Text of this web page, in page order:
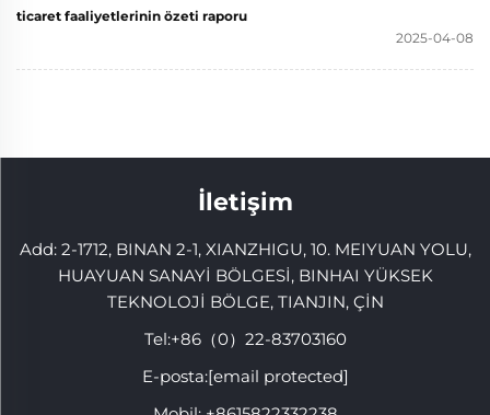
ticaret faaliyetlerinin özeti raporu
2025-04-08
İletişim
Add: 2-1712, BINAN 2-1, XIANZHIGU, 10. MEIYUAN YOLU,
HUAYUAN SANAYİ BÖLGESİ, BINHAI YÜKSEK
TEKNOLOJİ BÖLGE, TIANJIN, ÇİN
Tel:+86（0）22-83703160
E-posta:[email protected]